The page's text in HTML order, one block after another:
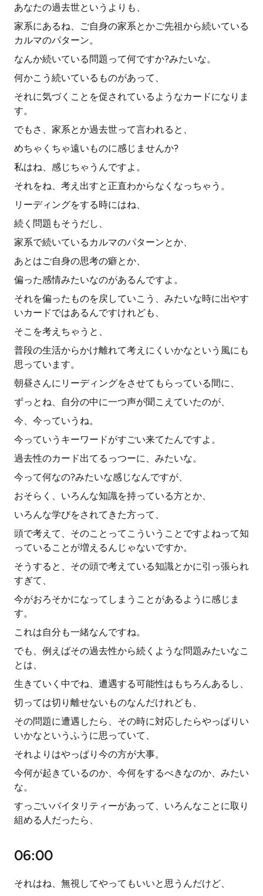
あなたの過去世というよりも、
家系にあるね、ご自身の家系とかご先祖から続いている
カルマのパターン。
なんか続いている問題って何ですか?みたいな。
何かこう続いているものがあって、
それに気づくことを促されているようなカードになりま
す。
でもさ、家系とか過去世って言われると、
めちゃくちゃ遠いものに感じませんか?
私はね、感じちゃうんですよ。
それをね、考え出すと正直わからなくなっちゃう。
リーディングをする時にはね、
続く問題もそうだし、
家系で続いているカルマのパターンとか、
あとはご自身の思考の癖とか、
偏った感情みたいなのがあるんですよ。
それを偏ったものを戻していこう、みたいな時に出やす
いカードではあるんですけれども、
そこを考えちゃうと、
普段の生活からかけ離れて考えにくいかなという風にも
思っています。
朝昼さんにリーディングをさせてもらっている間に、
ずっとね、自分の中に一つ声が聞こえていたのが、
今、今っていうね。
今っていうキーワードがすごい来てたんですよ。
過去性のカード出てるっつーに、みたいな。
今って何なの?みたいな感じなんですが、
おそらく、いろんな知識を持っている方とか、
いろんな学びをされてきた方って、
頭で考えて、そのことってこういうことですよねって知
っていることが増えるんじゃないですか。
そうすると、その頭で考えている知識とかに引っ張られ
すぎて、
今がおろそかになってしまうことがあるように感じま
す。
これは自分も一緒なんですね。
でも、例えばその過去性から続くような問題みたいなこ
とは、
生きていく中でね、遭遇する可能性はもちろんあるし、
切っては切り離せないものなんだけれども、
その問題に遭遇したら、その時に対応したらやっぱりい
いかなというふうに思っていて、
それよりはやっぱり今の方が大事。
今何が起きているのか、今何をするべきなのか、みたい
な。
すっごいバイタリティーがあって、いろんなことに取り
組める人だったら、
06:00
それはね、無視してやってもいいと思うんだけど、